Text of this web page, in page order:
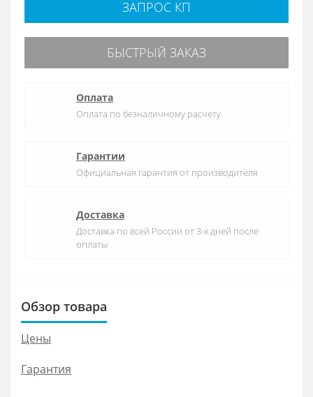
ЗАПРОС КП
БЫСТРЫЙ ЗАКАЗ
Оплата
Оплата по безналичному расчету
Гарантии
Официальная гарантия от производителя
Доставка
Доставка по всей России от 3-х дней после
оплаты
Обзор товара
Цены
Гарантия